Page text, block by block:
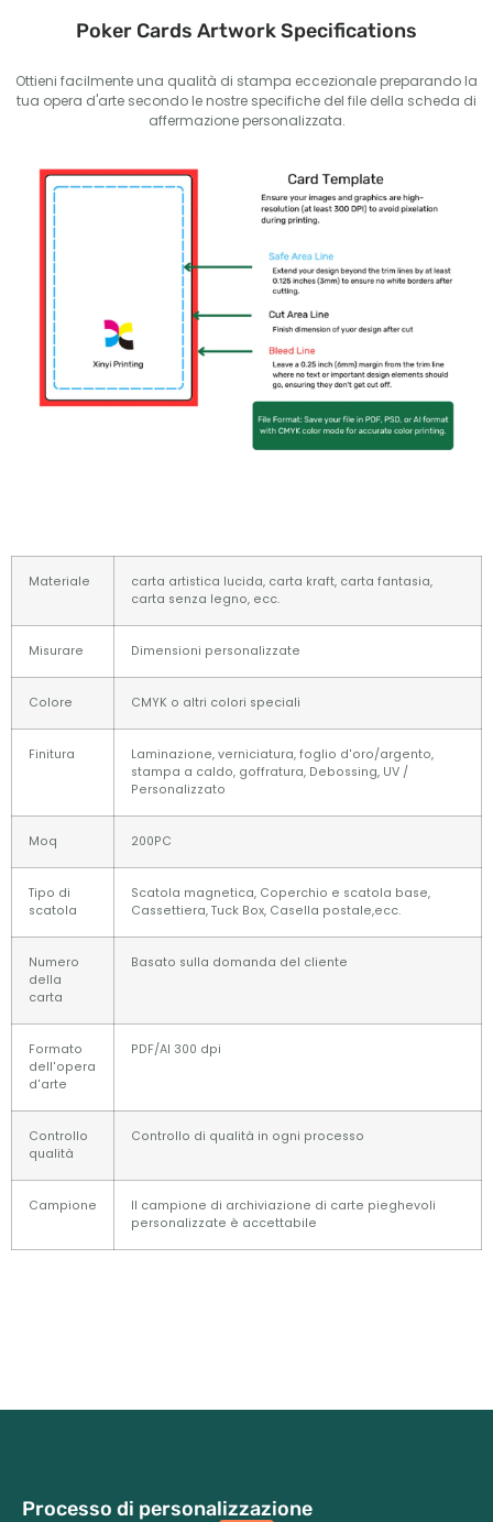
Poker Cards Artwork Specifications
Ottieni facilmente una qualità di stampa eccezionale preparando la
tua opera d'arte secondo le nostre specifiche del file della scheda di
affermazione personalizzata.
Materiale
carta artistica lucida, carta kraft, carta fantasia,
carta senza legno, ecc.
Misurare Dimensioni personalizzate
Colore CMYK o altri colori speciali
Finitura
Laminazione, verniciatura, foglio d'oro/argento,
stampa a caldo, goffratura, Debossing, UV /
Personalizzato
Moq 200PC
Tipo di
scatola
Scatola magnetica, Coperchio e scatola base,
Cassettiera, Tuck Box, Casella postale,ecc.
Numero
della
carta
Basato sulla domanda del cliente
Formato
dell'opera
d'arte
PDF/AI 300 dpi
Controllo
qualità
Controllo di qualità in ogni processo
Campione
Il campione di archiviazione di carte pieghevoli
personalizzate è accettabile
Processo di personalizzazione